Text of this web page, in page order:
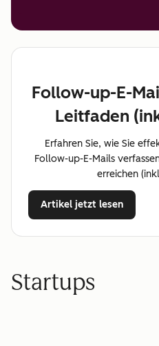
Follow-up-E-
Leitfaden
Erfahren Sie, wie Sie
Follow-up-E-Mails
erreichen
Artikel jetzt lesen
Startups